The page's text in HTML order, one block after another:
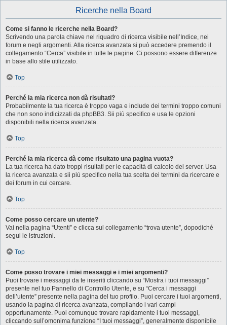
Ricerche nella Board
Come si fanno le ricerche nella Board?
Scrivendo una parola chiave nel riquadro di ricerca visibile nell’Indice, nei
forum e negli argomenti. Alla ricerca avanzata si può accedere premendo il
collegamento “Cerca” visibile in tutte le pagine. Ci possono essere differenze
in base allo stile utilizzato.
Top
Perché la mia ricerca non dà risultati?
Probabilmente la tua ricerca è troppo vaga e include dei termini troppo comuni
che non sono indicizzati da phpBB3. Sii più specifico e usa le opzioni
disponibili nella ricerca avanzata.
Top
Perché la mia ricerca dà come risultato una pagina vuota?
La tua ricerca ha dato troppi risultati per le capacità di calcolo del server. Usa
la ricerca avanzata e sii più specifico nella tua scelta dei termini da ricercare e
dei forum in cui cercare.
Top
Come posso cercare un utente?
Vai nella pagina “Utenti” e clicca sul collegamento “trova utente”, dopodiché
segui le istruzioni.
Top
Come posso trovare i miei messaggi e i miei argomenti?
Puoi trovare i messaggi da te inseriti cliccando su “Mostra i tuoi messaggi”
presente nel tuo Pannello di Controllo Utente, e su “Cerca i messaggi
dell’utente” presente nella pagina del tuo profilo. Puoi cercare i tuoi argomenti,
usando la pagina di ricerca avanzata, compilando i vari campi
opportunamente. Puoi comunque trovare rapidamente i tuoi messaggi,
cliccando sull’omonima funzione “I tuoi messaggi”, generalmente disponibile